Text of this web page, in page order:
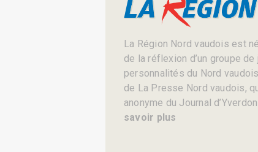
La Région Nord vaudois est
de la réflexion d’un groupe
personnalités du Nord
de La Presse Nord vaudois,
anonyme du Journal
savoir plus